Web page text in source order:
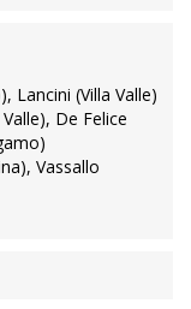
Lancini (Villa Valle)
De Felice
Vassallo